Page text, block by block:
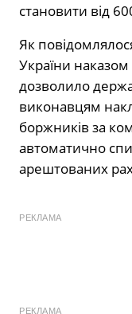
становити від
Як
України
дозволило
виконавцям
боржників за
автоматично
арештованих
РЕКЛАМА
РЕКЛАМА